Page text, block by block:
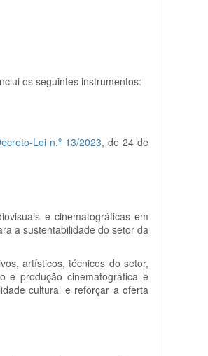
os seguintes instrumentos:
Lei n.º 13/2023, de 24 de
e cinematográficas em
a sustentabilidade do setor da
artísticos, técnicos do setor,
e produção cinematográfica e
cultural e reforçar a oferta